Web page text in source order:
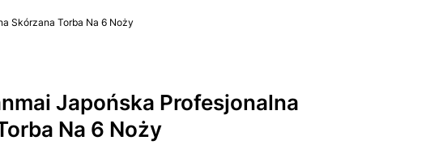
Skórzana Torba Na 6 Noży
Japońska Profesjonalna
Na 6 Noży